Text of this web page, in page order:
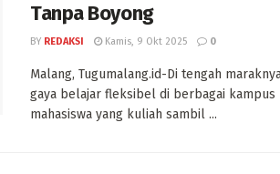
Tanpa Boyong
BY REDAKSI Kamis, 9 Okt 2025 0
Malang, Tugumalang.id-Di tengah
gaya belajar fleksibel di berbagai kampus
mahasiswa yang kuliah sambil ...